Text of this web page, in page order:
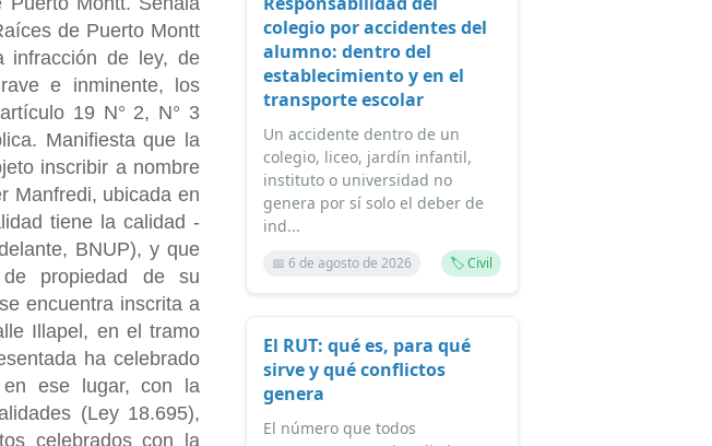
colegio por accidentes del
alumno: dentro del
establecimiento y en el
transporte escolar
Un accidente dentro de un
colegio, liceo, jardín infantil,
instituto o universidad no
genera por sí solo el deber de
ind...
📅 6 de agosto de 2026 🏷️ Civil
El RUT: qué es, para qué
sirve y qué conflictos
genera
El número que todos